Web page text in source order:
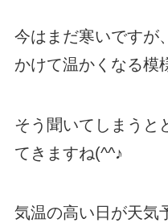
今はまだ寒いですが
かけて温かくなる模
そう聞いてしまうと
てきますね(^^♪
気温の高い日が天気